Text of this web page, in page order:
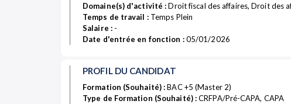
Domaine(s) d'activité :Droit fiscal des affaires, Droit des
Temps de travail :Temps Plein
Salaire :-
Date d'entrée en fonction :05/01/2026
PROFIL DU CANDIDAT
Formation (Souhaité) :BAC +5 (Master 2)
Type de Formation (Souhaité) :CRFPA/Pré-CAPA, CAPA